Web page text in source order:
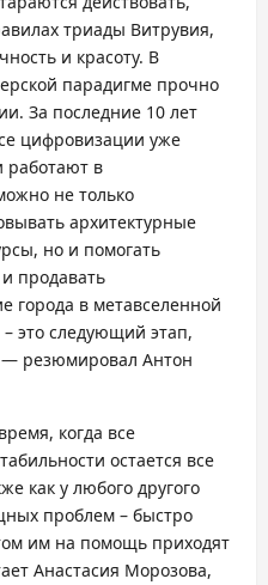
триады Витрувия,
и красоту. В
парадигме прочно
За последние 10 лет
цифровизации уже
работают в
не только
архитектурные
но и помогать
продавать
города в метавселенной
это следующий этап,
— резюмировал Антон
когда все
остается все
как у любого другого
проблем – быстро
им на помощь приходят
Анастасия Морозова,